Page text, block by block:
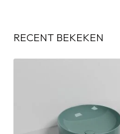
RECENT BEKEKEN